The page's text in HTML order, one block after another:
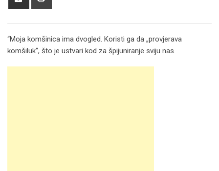
“Moja komšinica ima dvogled. Koristi ga da „provjerava
komšiluk“, što je ustvari kod za špijuniranje sviju nas.